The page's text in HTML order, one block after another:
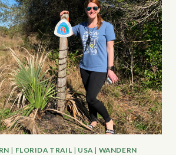
| FLORIDA TRAIL | USA | WANDERN